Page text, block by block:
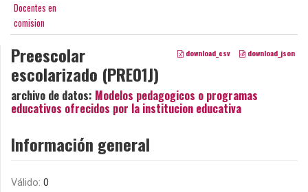
Docentes en
comision
download_csv download_json
Preescolar
escolarizado (PRE01J)
archivo de datos: Modelos pedagogicos o programas
educativos ofrecidos por la institucion educativa
Información general
Válido: 0